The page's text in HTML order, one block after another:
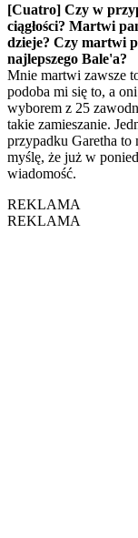
[Cuatro] Czy w
ciągłości? Martwi
dzieje? Czy martwi
najlepszego Bale'a?
Mnie martwi zawsze
podoba mi się to, a
wyborem z 25
takie zamieszanie.
przypadku Garetha to
myślę, że już w
wiadomość.
REKLAMA
REKLAMA